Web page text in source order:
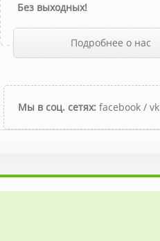
Без выходных!
Подробнее о нас
Мы в соц. сетях: facebook / vk